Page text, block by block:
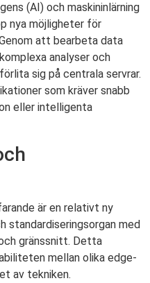
(AI) och maskininlärning
nya möjligheter för
att bearbeta data
analyser och
sig på centrala servrar.
som kräver snabb
eller intelligenta
är en relativt ny
standardiseringsorgan med
gränssnitt. Detta
mellan olika edge-
av tekniken.